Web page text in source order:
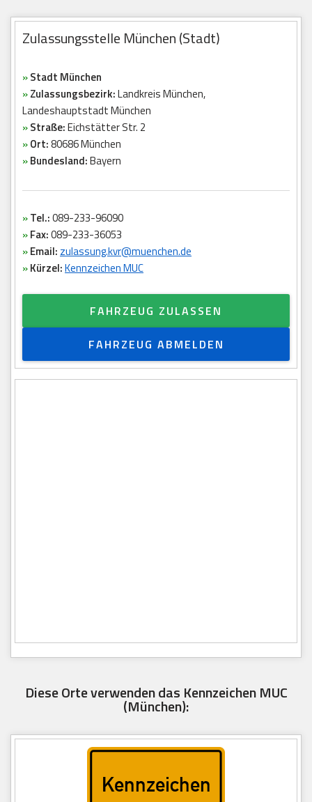
Zulassungsstelle München (Stadt)
»Stadt München
»Zulassungsbezirk:Landkreis München,
Landeshauptstadt München
»Straße:Eichstätter Str. 2
»Ort:80686 München
»Bundesland:Bayern
»Tel.:089-233-96090
»Fax:089-233-36053
»Email: zulassung.kvr@muenchen.de
»Kürzel:Kennzeichen MUC
FAHRZEUG ZULASSEN
FAHRZEUG ABMELDEN
Diese Orte verwenden das Kennzeichen MUC
(München):